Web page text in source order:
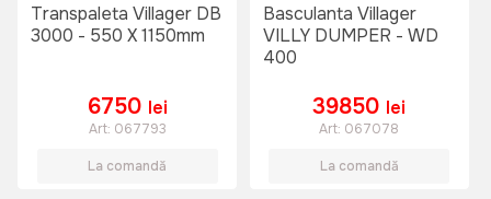
Transpaleta Villager DB
3000 - 550 X 1150mm
6750 lei
Art: 067793
La comandă
Basculanta Villager
VILLY DUMPER - WD
400
39850 lei
Art: 067078
La comandă